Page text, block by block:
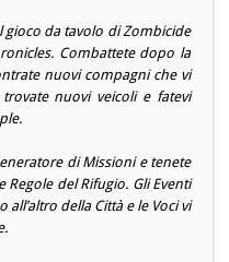
da tavolo di Zombicide
Combattete dopo la
nuovi compagni che vi
nuovi veicoli e fatevi
di Missioni e tenete
del Rifugio. Gli Eventi
della Città e le Voci vi